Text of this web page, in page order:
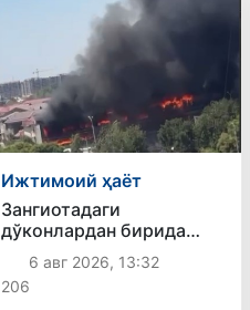
Ижтимоий ҳаёт
Зангиотадаги
дўконлардан бирида
ёнғин чиқди
6 авг 2026, 13:32
206